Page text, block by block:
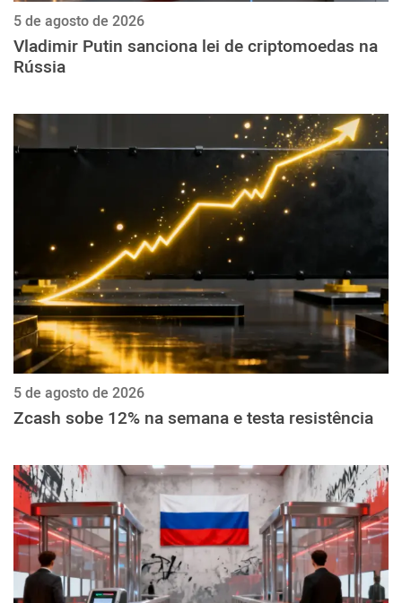
5 de agosto de 2026
Vladimir Putin sanciona lei de criptomoedas na
Rússia
5 de agosto de 2026
Zcash sobe 12% na semana e testa resistência